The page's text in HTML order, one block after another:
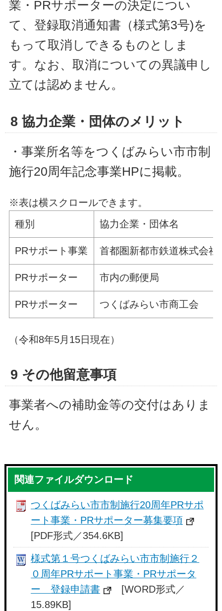
業・PRサポーターの決定につい
て、登録取消通知書（様式第3号)を
もって取消しできるものとしま
す。なお、取消についての異議申し
立ては認めません。
8 協力企業・団体のメリット
・事業所名等をつくばみらい市市制
施行20周年記念事業HPに掲載。
※表は横スクロールできます。
種別
協力企業・団体名
PRサポート事業 首都圏新都市鉄道株式会社
PRサポーター 市内の郵便局
PRサポーター つくばみらい市商工会
（令和8年5月15日現在）
9 その他留意事項
事業者への補助金等の交付はありま
せん。
関連ファイルダウンロード
つくばみらい市市制施行20周年PRサポ
ート事業・PRサポーター募集要項
[PDF形式／354.6KB]
様式第１号つくばみらい市市制施行２
０周年PRサポート事業・PRサポータ
ー 登録申請書
[WORD形式／
15.89KB]